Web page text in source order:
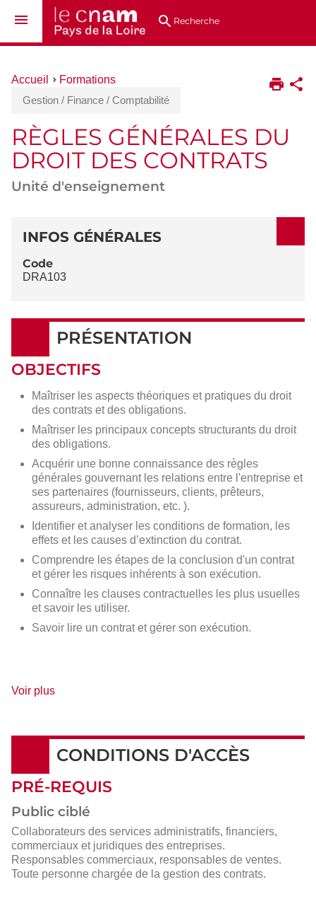
au
directsRecherche
Vous
ici :
Accueil
Formations
Gestion / Finance / Comptabilité
RÈGLES GÉNÉRALES DU
DROIT DES CONTRATS
Unité d'enseignement
DÉTAILS
INFOS GÉNÉRALES
Code
DRA103
PRÉSENTATION
OBJECTIFS
Maîtriser les aspects théoriques et pratiques du droit
des contrats et des obligations.
Maîtriser les principaux concepts structurants du droit
des obligations.
Acquérir une bonne connaissance des règles
générales gouvernant les relations entre l'entreprise et
ses partenaires (fournisseurs, clients, prêteurs,
assureurs, administration, etc. ).
Identifier et analyser les conditions de formation, les
effets et les causes d’extinction du contrat.
Comprendre les étapes de la conclusion d'un contrat
et gérer les risques inhérents à son exécution.
Connaître les clauses contractuelles les plus usuelles
et savoir les utiliser.
Savoir lire un contrat et gérer son exécution.
Voir plusde
CONDITIONS D'ACCÈS
PRÉ-REQUIS
Public ciblé
Collaborateurs des services administratifs, financiers,
commerciaux et juridiques des entreprises.
Responsables commerciaux, responsables de ventes.
Toute personne chargée de la gestion des contrats.